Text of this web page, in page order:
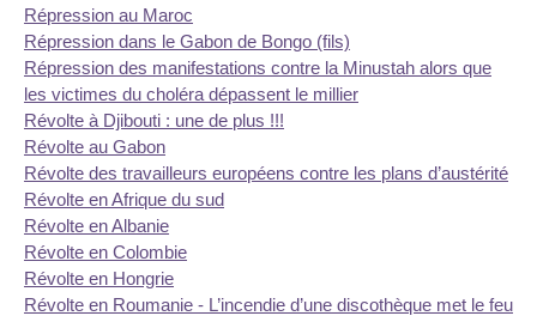
Répression au Maroc
Répression dans le Gabon de Bongo (fils)
Répression des manifestations contre la Minustah alors que
les victimes du choléra dépassent le millier
Révolte à Djibouti : une de plus !!!
Révolte au Gabon
Révolte des travailleurs européens contre les plans d’austérité
Révolte en Afrique du sud
Révolte en Albanie
Révolte en Colombie
Révolte en Hongrie
Révolte en Roumanie - L’incendie d’une discothèque met le feu